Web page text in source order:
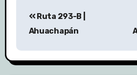
de
entradas
Ruta 293-B |
Ahuachapán